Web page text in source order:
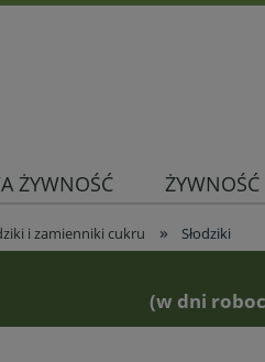
ŻYWNOŚĆ
i zamienniki cukru » Słodziki
(w dni